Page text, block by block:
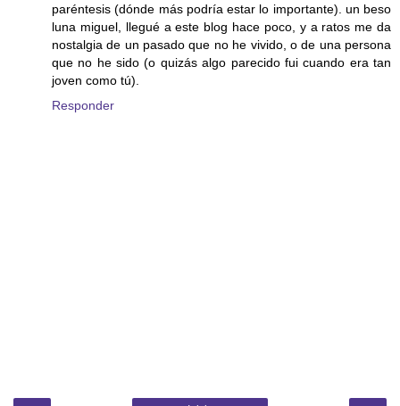
paréntesis (dónde más podría estar lo importante). un beso
luna miguel, llegué a este blog hace poco, y a ratos me da
nostalgia de un pasado que no he vivido, o de una persona
que no he sido (o quizás algo parecido fui cuando era tan
joven como tú).
Responder